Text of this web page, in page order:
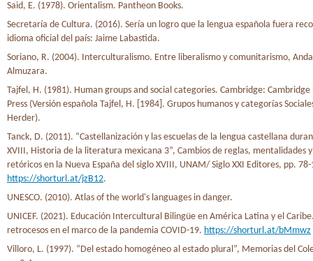
Said, E. (1978). Orientalism. Pantheon Books.
Secretaría de Cultura. (2016). Sería un logro que la lengua española fuera
idioma oficial del país: Jaime Labastida.
Soriano, R. (2004). Interculturalismo. Entre liberalismo y comunitarismo,
Almuzara.
Tajfel, H. (1981). Human groups and social categories. Cambridge:
Press (Versión española Tajfel, H. [1984]. Grupos humanos y categorías
Herder).
Tanck, D. (2011). “Castellanización y las escuelas de la lengua castellana
XVIII, Historia de la literatura mexicana 3”, Cambios de reglas, mentalidades
retóricos en la Nueva España del siglo XVIII, UNAM/ Siglo XXI Editores, pp.
https://shorturl.at/jzB12.
UNESCO. (2010). Atlas of the world's languages in danger.
UNICEF. (2021). Educación Intercultural Bilingüe en América Latina y el
retrocesos en el marco de la pandemia COVID-19. https://shorturl.at/bMmwz
Villoro, L. (1997). “Del estado homogéneo al estado plural”, Memorias del